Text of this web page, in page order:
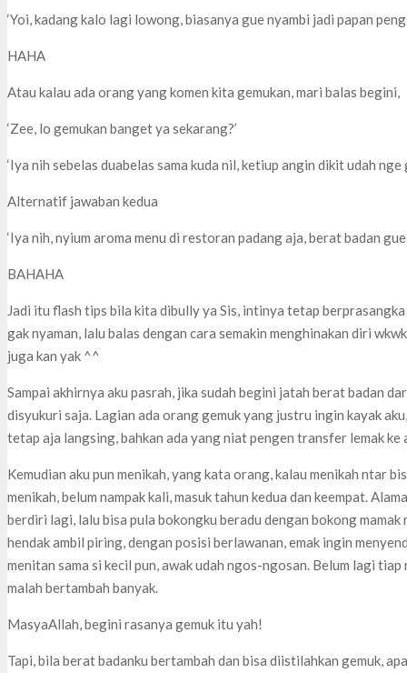
‘Yoi, kadang kalo lagi lowong, biasanya gue nyambi jadi papan
HAHA
Atau kalau ada orang yang komen kita gemukan, mari balas begini,
‘Zee, lo gemukan banget ya sekarang?’
‘Iya nih sebelas duabelas sama kuda nil, ketiup angin dikit udah nge
Alternatif jawaban kedua
‘Iya nih, nyium aroma menu di restoran padang aja, berat badan
BAHAHA
Jadi itu flash tips bila kita dibully ya Sis, intinya tetap
gak nyaman, lalu balas dengan cara semakin menghinakan diri
juga kan yak ^^
Sampai akhirnya aku pasrah, jika sudah begini jatah berat badan
disyukuri saja. Lagian ada orang gemuk yang justru ingin kayak
tetap aja langsing, bahkan ada yang niat pengen transfer lemak ke
Kemudian aku pun menikah, yang kata orang, kalau menikah ntar
menikah, belum nampak kali, masuk tahun kedua dan keempat.
berdiri lagi, lalu bisa pula bokongku beradu dengan bokong mamak
hendak ambil piring, dengan posisi berlawanan, emak ingin
menitan sama si kecil pun, awak udah ngos-ngosan. Belum lagi
malah bertambah banyak.
MasyaAllah, begini rasanya gemuk itu yah!
Tapi, bila berat badanku bertambah dan bisa diistilahkan gemuk,